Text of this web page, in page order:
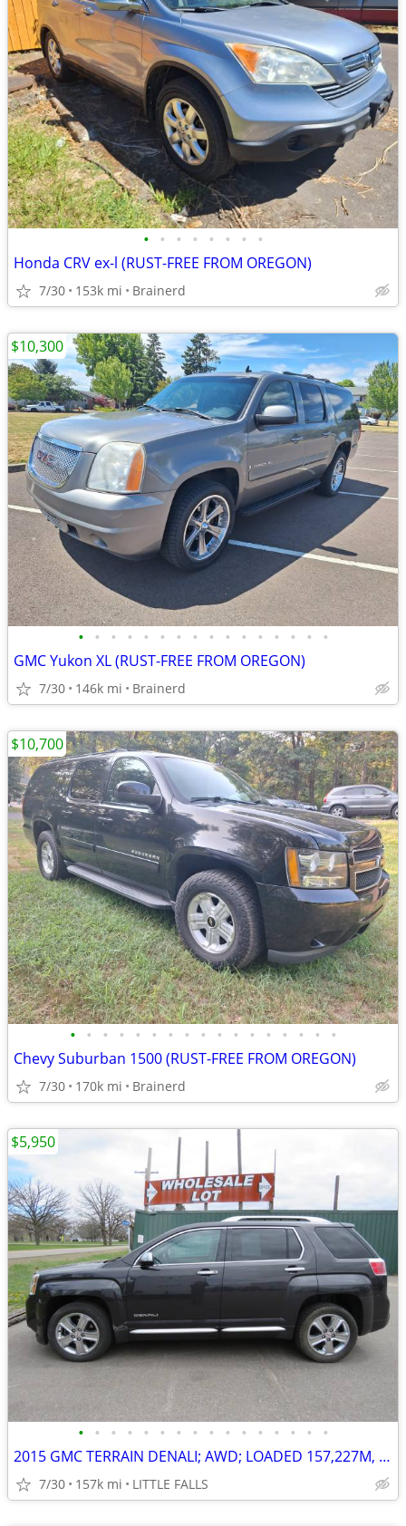
• • • • • • • •
Honda CRV ex-l (RUST-FREE FROM OREGON)
7/30 153k mi Brainerd
• • • • • • • • • • • • • • • •
GMC Yukon XL (RUST-FREE FROM OREGON)
7/30 146k mi Brainerd
$10,300
• • • • • • • • • • • • • • • • •
Chevy Suburban 1500 (RUST-FREE FROM OREGON)
7/30 170k mi Brainerd
$10,700
• • • • • • • • • • • • • • • •
2015 GMC TERRAIN DENALI; AWD; LOADED 157,227M, $8,650 BOOK, RUNS GREAT
7/30 157k mi LITTLE FALLS
$5,950